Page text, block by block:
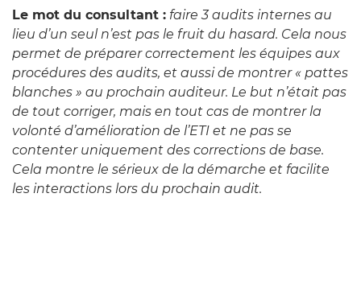
Le mot du consultant : faire 3 audits internes au
lieu d’un seul n’est pas le fruit du hasard. Cela nous
permet de préparer correctement les équipes aux
procédures des audits, et aussi de montrer « pattes
blanches » au prochain auditeur. Le but n’était pas
de tout corriger, mais en tout cas de montrer la
volonté d’amélioration de l’ETI et ne pas se
contenter uniquement des corrections de base.
Cela montre le sérieux de la démarche et facilite
les interactions lors du prochain audit.